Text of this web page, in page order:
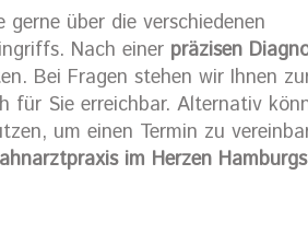
über die verschiedenen
Nach einer präzisen
Bei Fragen stehen wir Ihnen
für Sie erreichbar. Alternativ
um einen Termin zu
im Herzen Hamburgs